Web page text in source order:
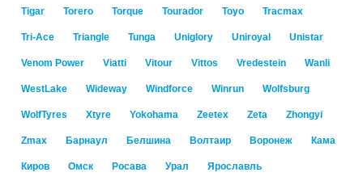
Tigar Torero Torque Tourador Toyo Tracmax
Tri-Ace Triangle Tunga Uniglory Uniroyal Unistar
Venom Power Viatti Vitour Vittos Vredestein Wanli
WestLake Wideway Windforce Winrun Wolfsburg
WolfTyres Xtyre Yokohama Zeetex Zeta Zhongyi
Zmax Барнаул Белшина Волтаир Воронеж Кама
Киров Омск Росава Урал Ярославль